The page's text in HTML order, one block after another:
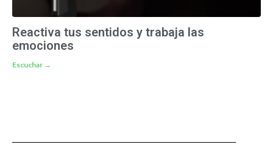
Reactiva tus sentidos y trabaja las
emociones
Escuchar →